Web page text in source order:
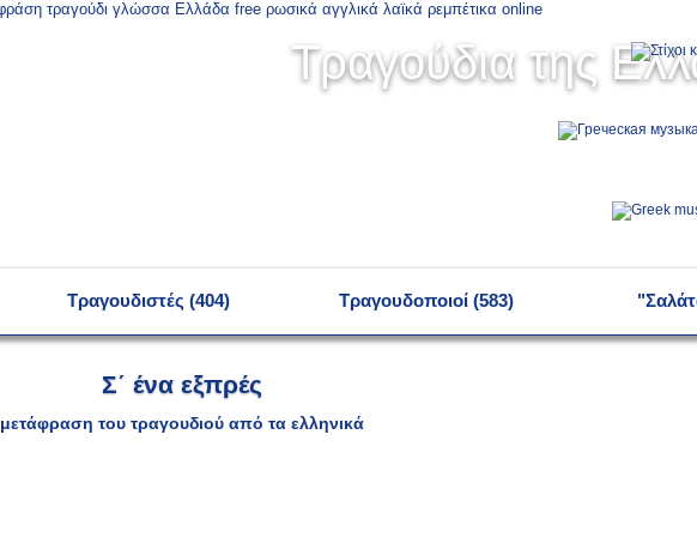
Τραγούδια της
Τραγουδιστές (404) Τραγουδοποιοί (583)
Σ΄ ένα εξπρές
μετάφραση του τραγουδιού από τα ελληνικά